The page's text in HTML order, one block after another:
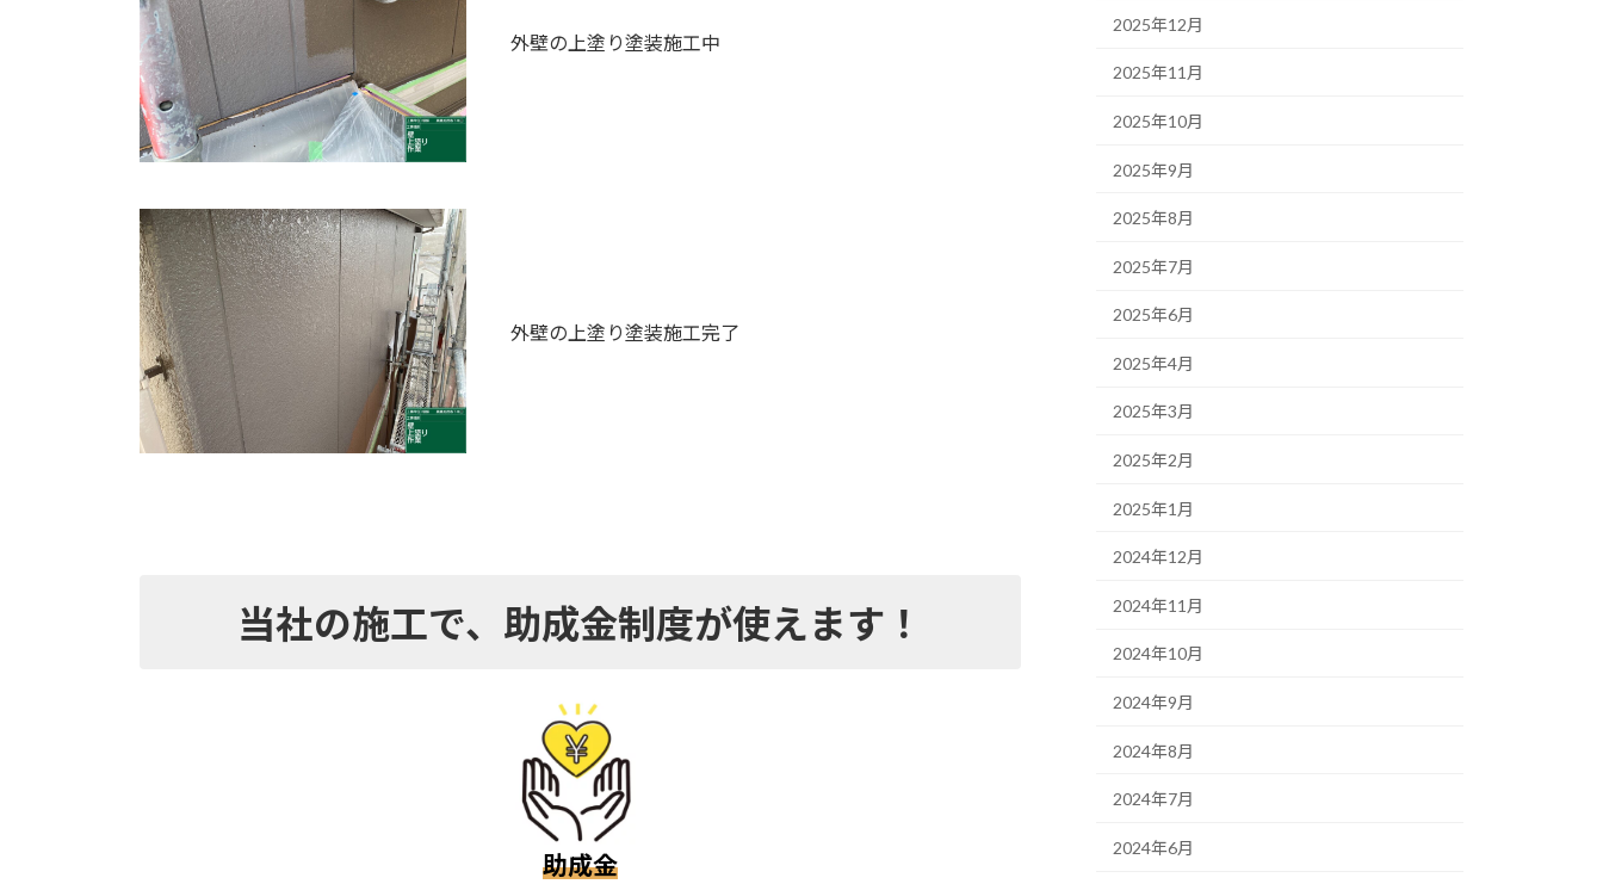
外壁の上塗り塗装施工中
外壁の上塗り塗装施工完了
当社の施工で、 助成金制度が使えます！
助成金
2025年12月
2025年11月
2025年10月
2025年9月
2025年8月
2025年7月
2025年6月
2025年4月
2025年3月
2025年2月
2025年1月
2024年12月
2024年11月
2024年10月
2024年9月
2024年8月
2024年7月
2024年6月